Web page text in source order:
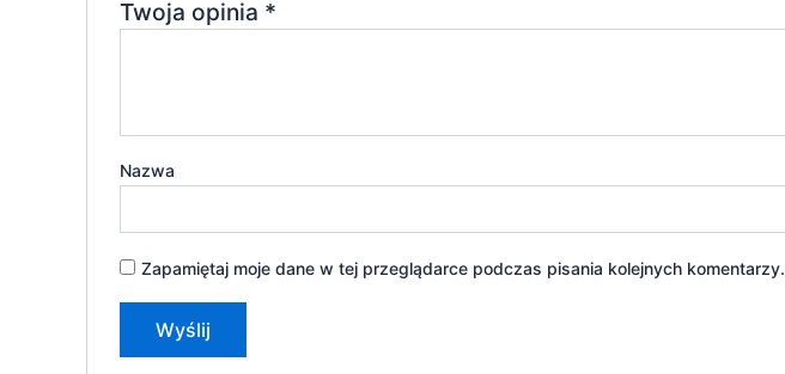
Twoja opinia *
Nazwa
Zapamiętaj moje dane w tej przeglądarce podczas pisania kolejnych komentarzy.